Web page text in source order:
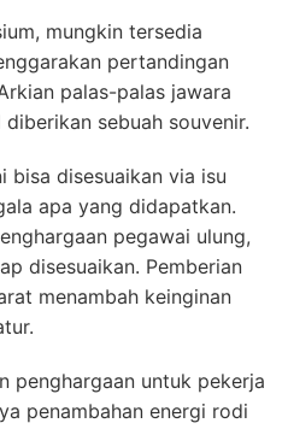
mungkin tersedia
pertandingan
palas-palas jawara
sebuah souvenir.
bisa disesuaikan via isu
apa yang didapatkan.
pegawai ulung,
disesuaikan. Pemberian
menambah keinginan
penghargaan untuk pekerja
penambahan energi rodi